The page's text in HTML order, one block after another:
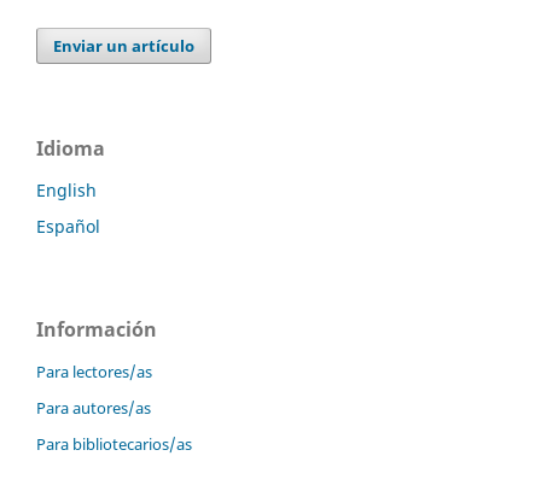
Enviar un artículo
Idioma
English
Español
Información
Para lectores/as
Para autores/as
Para bibliotecarios/as